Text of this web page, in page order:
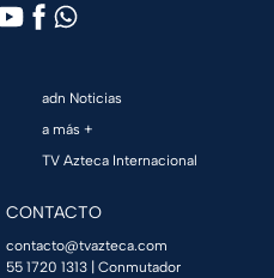
adn Noticias
a más +
TV Azteca Internacional
CONTACTO
contacto@tvazteca.com
55 1720 1313 | Conmutador